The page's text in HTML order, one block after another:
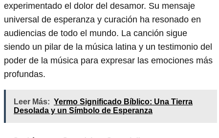
experimentado el dolor del desamor. Su mensaje
universal de esperanza y curación ha resonado en
audiencias de todo el mundo. La canción sigue
siendo un pilar de la música latina y un testimonio del
poder de la música para expresar las emociones más
profundas.
Leer Más: Yermo Significado Bíblico: Una Tierra
Desolada y un Símbolo de Esperanza